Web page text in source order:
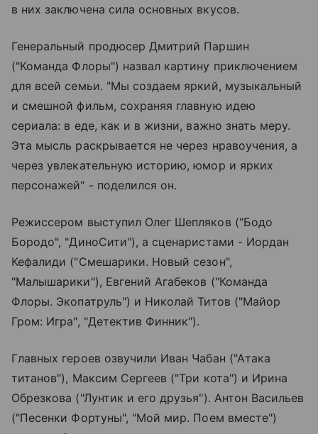
в них заключена сила основных вкусов.
Генеральный продюсер Дмитрий Паршин
("Команда Флоры") назвал картину приключением
для всей семьи. "Мы создаем яркий, музыкальный
и смешной фильм, сохраняя главную идею
сериала: в еде, как и в жизни, важно знать меру.
Эта мысль раскрывается не через нравоучения, а
через увлекательную историю, юмор и ярких
персонажей" - поделился он.
Режиссером выступил Олег Шепляков ("Бодо
Бородо", "ДиноСити"), а сценаристами - Иордан
Кефалиди ("Смешарики. Новый сезон",
"Малышарики"), Евгений Агабеков ("Команда
Флоры. Экопатруль") и Николай Титов ("Майор
Гром: Игра", "Детектив Финник").
Главных героев озвучили Иван Чабан ("Атака
титанов"), Максим Сергеев ("Три кота") и Ирина
Обрезкова ("Лунтик и его друзья"). Антон Васильев
("Песенки Фортуны", "Мой мир. Поем вместе")